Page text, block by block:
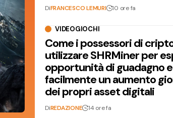
DiFRANCESCO LEMURI 10 ore fa
VIDEOGIOCHI
Come i possessori di
utilizzare SHRMiner per
opportunità di guadagno
facilmente un aumento
dei propri asset digitali
DiREDAZIONE 14 ore fa